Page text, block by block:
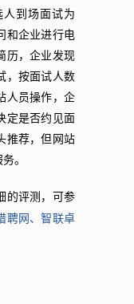
到场面试为
和企业进行电
历，企业发现
，按面试人数
人员操作，企
定是否约见面
推荐，但网站
。
的评测，可参
聘网、智联卓